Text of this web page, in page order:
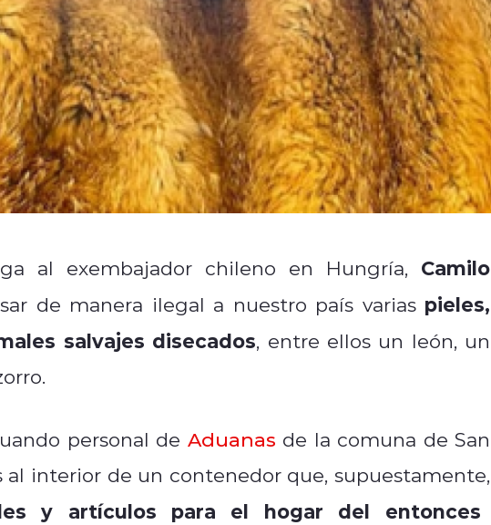
al exembajador chileno en Hungría, Camilo
de manera ilegal a nuestro país variaspieles,
salvajes disecados, entre ellos un león, un
personal de Aduanas de la comuna de San
interior de un contenedor que, supuestamente,
y artículos para el hogar del entonces